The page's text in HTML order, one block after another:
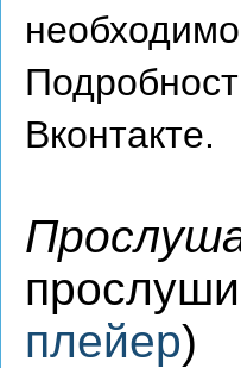
Вконтакте.
плейер)